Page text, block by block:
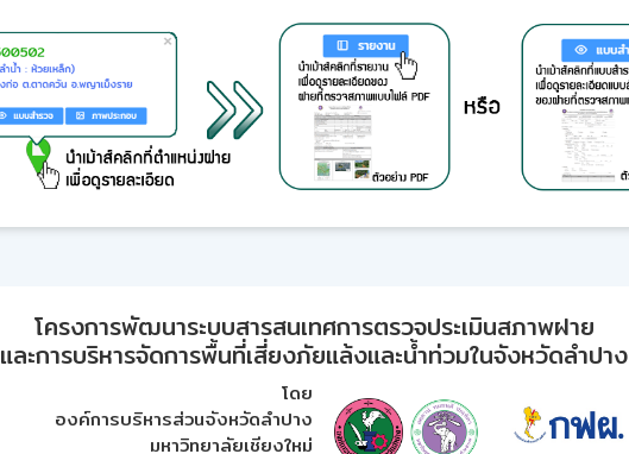
โครงการพัฒนาระบบสารสนเทศการตรวจประเมินสภาพฝาย
และการบริหารจัดการพื้นที่เสี่ยงภัยแล้งและน้ำท่วมในจังหวัดลำปาง
โดย
องค์การบริหารส่วนจังหวัดลำปาง
มหาวิทยาลัยเชียงใหม่